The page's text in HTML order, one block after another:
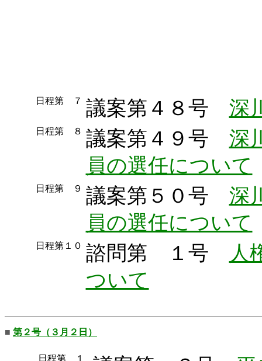
日程第 ７ 議案第４８号 深
日程第 ８ 議案第４９号 深
員の選任について
日程第 ９ 議案第５０号 深
員の選任について
日程第１０ 諮問第 １号
人
ついて
■ 第２号（３月２日）
日程第 １